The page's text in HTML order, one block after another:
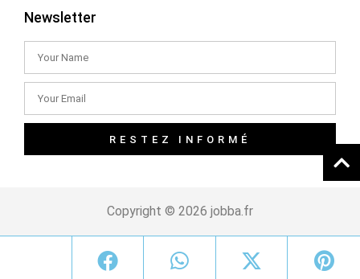
Newsletter
RESTEZ INFORMÉ
Copyright © 2026 jobba.fr